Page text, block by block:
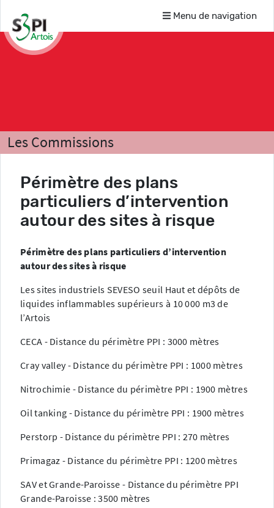
Menu de navigation
Les Commissions
Comptes-rendus
Périmètre des plans
particuliers d’intervention
autour des sites à risque
Périmètre des plans particuliers d’intervention
autour des sites à risque
Les sites industriels SEVESO seuil Haut et dépôts de
liquides inflammables supérieurs à 10 000 m3 de
l’Artois
CECA - Distance du périmètre PPI : 3000 mètres
Cray valley - Distance du périmètre PPI : 1000 mètres
Nitrochimie - Distance du périmètre PPI : 1900 mètres
Oil tanking - Distance du périmètre PPI : 1900 mètres
Perstorp - Distance du périmètre PPI : 270 mètres
Primagaz - Distance du périmètre PPI : 1200 mètres
SAV et Grande-Paroisse - Distance du périmètre PPI
Grande-Paroisse : 3500 mètres